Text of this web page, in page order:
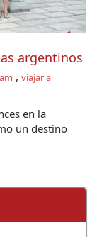
argentinos
, viajar a
en la
un destino